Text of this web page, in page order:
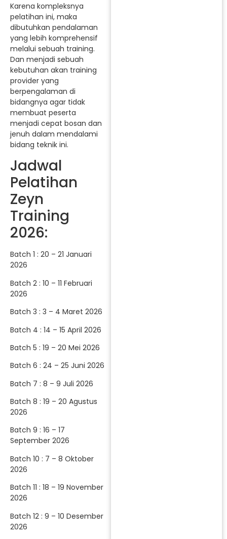
Karena kompleksnya
pelatihan ini, maka
dibutuhkan pendalaman
yang lebih komprehensif
melalui sebuah training.
Dan menjadi sebuah
kebutuhan akan training
provider yang
berpengalaman di
bidangnya agar tidak
membuat peserta
menjadi cepat bosan dan
jenuh dalam mendalami
bidang teknik ini.
Jadwal
Pelatihan
Zeyn
Training
2026:
Batch 1 : 20 – 21 Januari
2026
Batch 2 : 10 – 11 Februari
2026
Batch 3 : 3 – 4 Maret 2026
Batch 4 : 14 – 15 April 2026
Batch 5 : 19 – 20 Mei 2026
Batch 6 : 24 – 25 Juni 2026
Batch 7 : 8 – 9 Juli 2026
Batch 8 : 19 – 20 Agustus
2026
Batch 9 : 16 – 17
September 2026
Batch 10 : 7 – 8 Oktober
2026
Batch 11 : 18 – 19 November
2026
Batch 12 : 9 – 10 Desember
2026